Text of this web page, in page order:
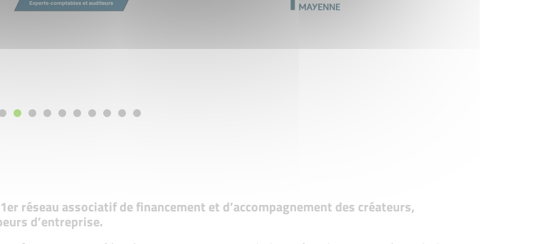
réseau associatif de financement et d’accompagnement des créateurs,
d’entreprise.